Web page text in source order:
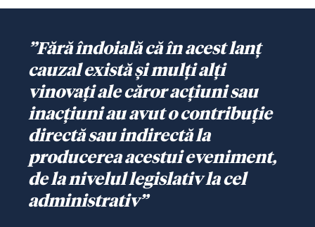
”Fără îndoială că în acest lanț
cauzal există și mulți alți
vinovați ale căror acțiuni sau
inacțiuni au avut o contribuție
directă sau indirectă la
producerea acestui eveniment,
de la nivelul legislativ la cel
administrativ”